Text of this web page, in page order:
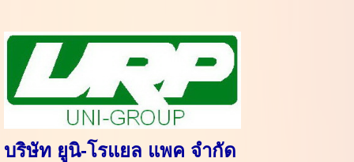
บริษัท ยูนิ-โรแยล แพค จำกัด